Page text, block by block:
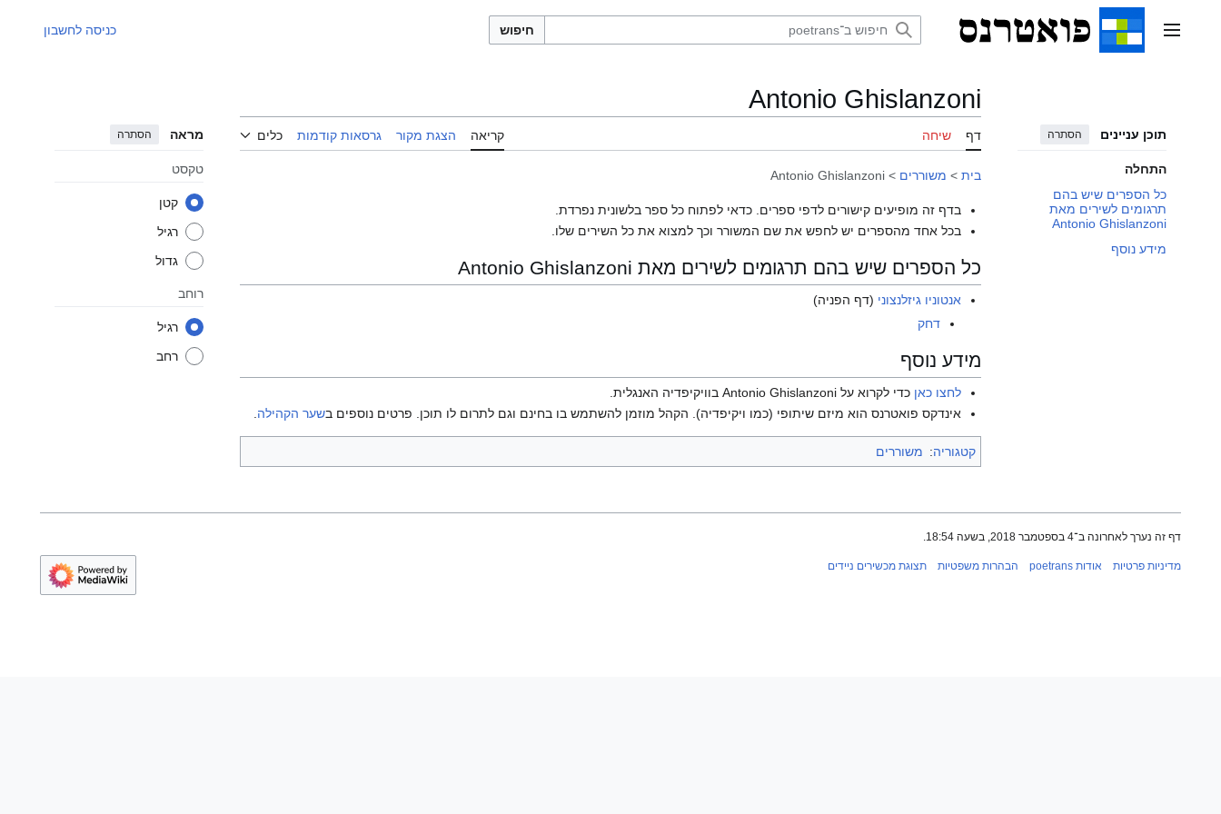
תפריט ראשי חיפוש כניסה לחשבון
תוכן עניינים הסתרה
התחלה
כל הספרים שיש בהם
תרגומים לשירים מאת
Antonio Ghislanzoni
מידע נוסף
Antonio Ghislanzoni
דף שיחה קריאה הצגת מקור גרסאות קודמות כלים מראה הסתרה
טקסט
קטן
רגיל
גדול
רוחב
רגיל
רחב
בית > משוררים >
Antonio Ghislanzoni
בדף זה מופיעים קישורים לדפי ספרים. כדאי לפתוח כל ספר בלשונית נפרדת.
בכל אחד מהספרים יש לחפש את שם המשורר וכך למצוא את כל השירים שלו.
כל הספרים שיש בהם תרגומים לשירים מאת Antonio Ghislanzoni
אנטוניו גיזלנצוני (דף הפניה)
דחק
מידע נוסף
לחצו כאן כדי לקרוא על Antonio Ghislanzoni בוויקיפדיה האנגלית.
אינדקס פואטרנס הוא מיזם שיתופי (כמו ויקיפדיה). הקהל מוזמן להשתמש בו בחינם וגם לתרום לו תוכן. פרטים נוספים בשער הקהילה
קטגוריה: משוררים
דף זה נערך לאחרונה ב־4 בספטמבר 2018, בשעה 18:54.
מדיניות פרטיות אודות poetrans הבהרות משפטיות תצוגת מכשירים ניידים